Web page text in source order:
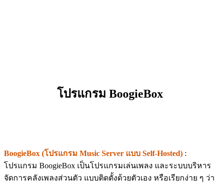
โปรแกรม BoogieBox
BoogieBox (โปรแกรม Music Server แบบ Self-Hosted) :
โปรแกรม BoogieBox เป็นโปรแกรมเล่นเพลง และระบบบริหาร
จัดการคลังเพลงส่วนตัว แบบติดตั้งด้วยตัวเอง หรือเรียกง่าย ๆ ว่า